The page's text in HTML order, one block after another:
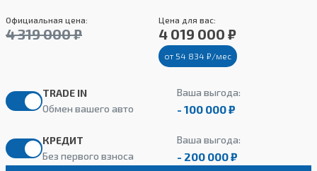
Официальная цена:
4 319 000 ₽
Цена для вас:
4 019 000 ₽
от 54 834 ₽/мес
TRADE IN
Обмен вашего авто
Ваша выгода:
- 100 000 ₽
КРЕДИТ
Без первого взноса
Ваша выгода:
- 200 000 ₽